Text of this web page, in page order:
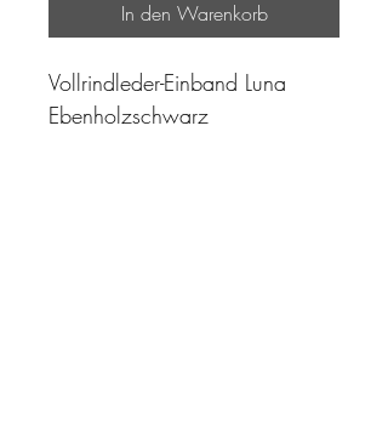
In den Warenkorb
Vollrindleder-Einband Luna
Ebenholzschwarz